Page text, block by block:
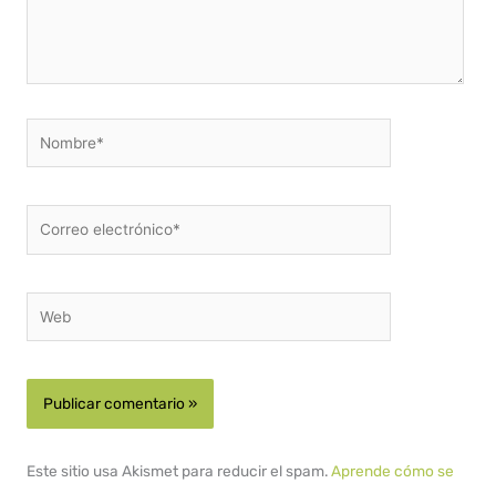
electrónico*
Este sitio usa Akismet para reducir el spam.Aprende cómo se